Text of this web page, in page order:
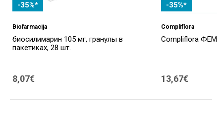
-35%*
Biofarmacija
биосилимарин 105 мг, гранулы в
пакетиках, 28 шт.
8,07€
-35%*
Compliflora
Compliflora
13,67€